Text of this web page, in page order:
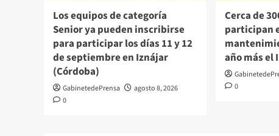
Los equipos de categoría
Senior ya pueden inscribirse
para participar los días 11 y 12
de septiembre en Iznájar
(Córdoba)
GabinetedePrensa
agosto 8, 2026
0
Cerca de
participan
año más el
0